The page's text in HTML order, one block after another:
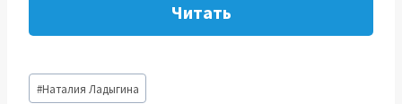
Читать
Метки
#Наталия Ладыгина